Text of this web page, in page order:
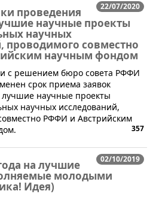
22/07/2020
проведения
научные проекты
научных
проводимого совместно
научным фондом
с решением бюро совета РФФИ
срок приема заявок
лучшие научные проекты
научных исследований,
РФФИ и Австрийским
357
02/10/2019
на лучшие
молодыми
Идея)